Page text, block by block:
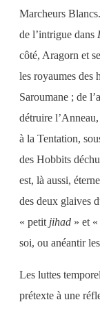
Marcheurs
de l’intrigue dans
côté, Aragorn et
les royaumes des
Saroumane ; de
détruire
à la Tentation,
des Hobbits
est, là aussi,
des deux glaives
« petit jihad » et
soi, ou anéantir
Les luttes
prétexte à une